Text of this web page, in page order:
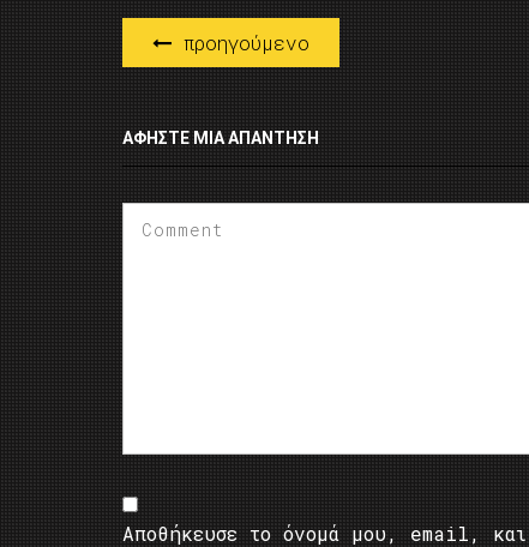
προηγούμενο
ΑΦΉΣΤΕ ΜΙΑ ΑΠΆΝΤΗΣΗ
Αποθήκευσε το όνομά μου, email,